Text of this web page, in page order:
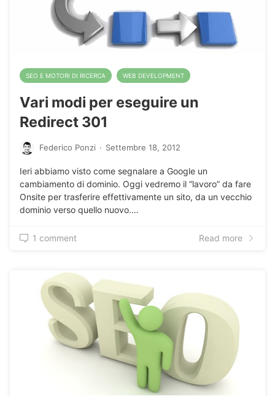
SEO E MOTORI DI RICERCA WEB DEVELOPMENT
Vari modi per eseguire un
Redirect 301
Federico Ponzi · Settembre 18, 2012
Ieri abbiamo visto come segnalare a Google un
cambiamento di dominio. Oggi vedremo il “lavoro” da fare
Onsite per trasferire effettivamente un sito, da un vecchio
dominio verso quello nuovo.…
1 comment Read more